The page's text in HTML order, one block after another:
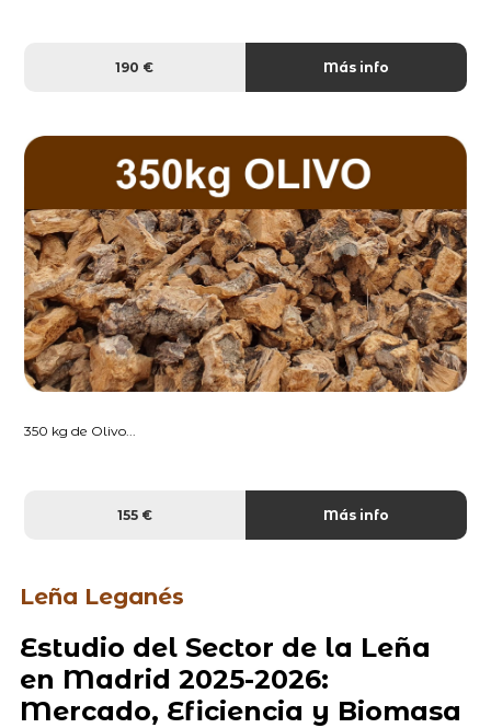
190 € Más info
350 kg de Olivo...
155 € Más info
Leña Leganés
Estudio del Sector de la Leña
en Madrid 2025-2026:
Mercado, Eficiencia y Biomasa